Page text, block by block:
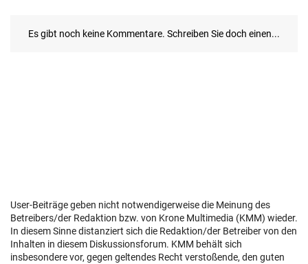
User-Beiträge geben nicht notwendigerweise die Meinung des
Betreibers/der Redaktion bzw. von Krone Multimedia (KMM) wieder.
In diesem Sinne distanziert sich die Redaktion/der Betreiber von den
Inhalten in diesem Diskussionsforum. KMM behält sich
insbesondere vor, gegen geltendes Recht verstoßende, den guten